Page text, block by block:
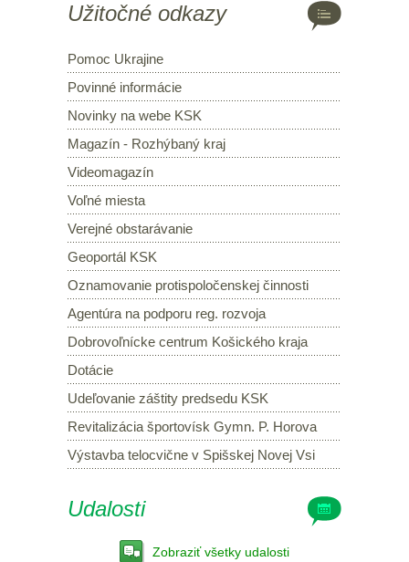
Užitočné odkazy
Pomoc Ukrajine
Povinné informácie
Novinky na webe KSK
Magazín - Rozhýbaný kraj
Videomagazín
Voľné miesta
Verejné obstarávanie
Geoportál KSK
Oznamovanie protispoločenskej činnosti
Agentúra na podporu reg. rozvoja
Dobrovoľnícke centrum Košického kraja
Dotácie
Udeľovanie záštity predsedu KSK
Revitalizácia športovísk Gymn. P. Horova
Výstavba telocvične v Spišskej Novej Vsi
Udalosti
Zobraziť všetky udalosti